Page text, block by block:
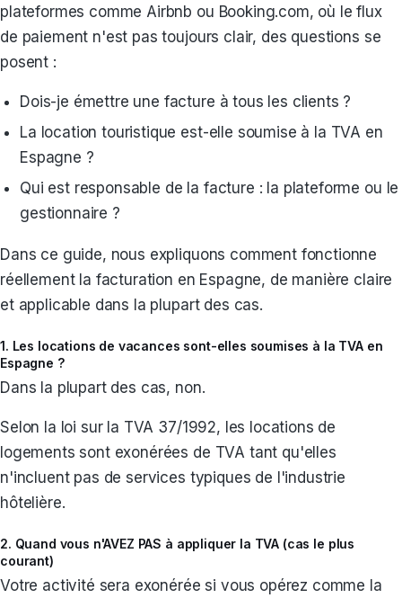
plateformes comme Airbnb ou Booking.com, où le flux
de paiement n'est pas toujours clair, des questions se
posent :
Dois-je émettre une facture à tous les clients ?
La location touristique est-elle soumise à la TVA en
Espagne ?
Qui est responsable de la facture : la plateforme ou le
gestionnaire ?
Dans ce guide, nous expliquons comment fonctionne
réellement la facturation en Espagne, de manière claire
et applicable dans la plupart des cas.
1. Les locations de vacances sont-elles soumises à la TVA en
Espagne ?
Dans la plupart des cas, non.
Selon la loi sur la TVA 37/1992, les locations de
logements sont exonérées de TVA tant qu'elles
n'incluent pas de services typiques de l'industrie
hôtelière.
2. Quand vous n'AVEZ PAS à appliquer la TVA (cas le plus
courant)
Votre activité sera exonérée si vous opérez comme la